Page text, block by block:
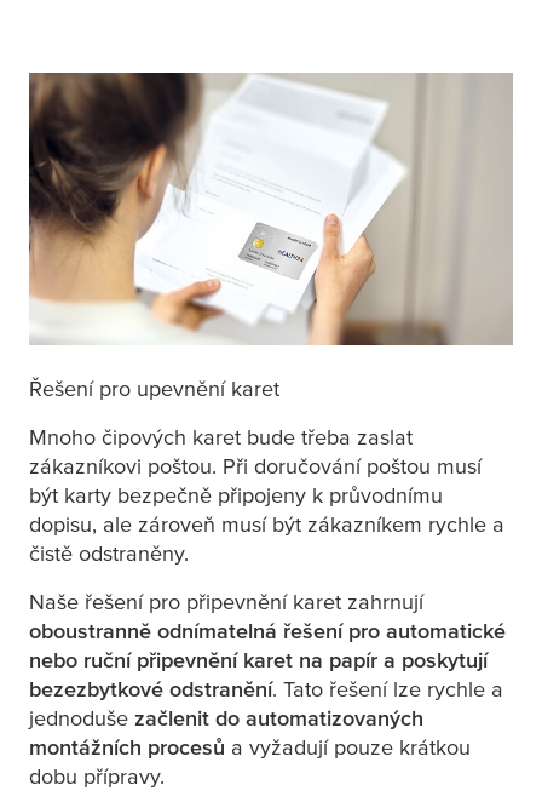
Řešení pro upevnění karet
Mnoho čipových karet bude třeba zaslat
zákazníkovi poštou. Při doručování poštou musí
být karty bezpečně připojeny k průvodnímu
dopisu, ale zároveň musí být zákazníkem rychle a
čistě odstraněny.
Naše řešení pro připevnění karet zahrnují
oboustranně odnímatelná řešení pro automatické
nebo ruční připevnění karet na papír a poskytují
bezezbytkové odstranění. Tato řešení lze rychle a
jednoduše začlenit do automatizovaných
montážních procesů a vyžadují pouze krátkou
dobu přípravy.